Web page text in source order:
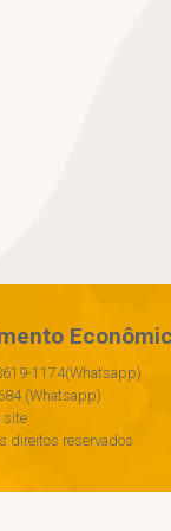
1174(Whatsapp)
(Whatsapp)
site
direitos reservados